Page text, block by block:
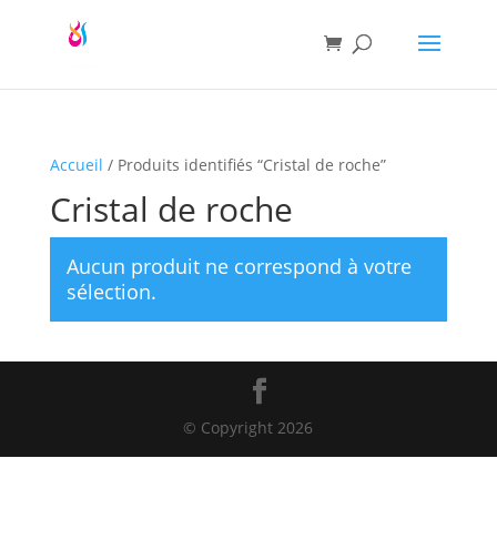
Accueil / Produits identifiés “Cristal de roche”
Cristal de roche
Aucun produit ne correspond à votre
sélection.
© Copyright 2026